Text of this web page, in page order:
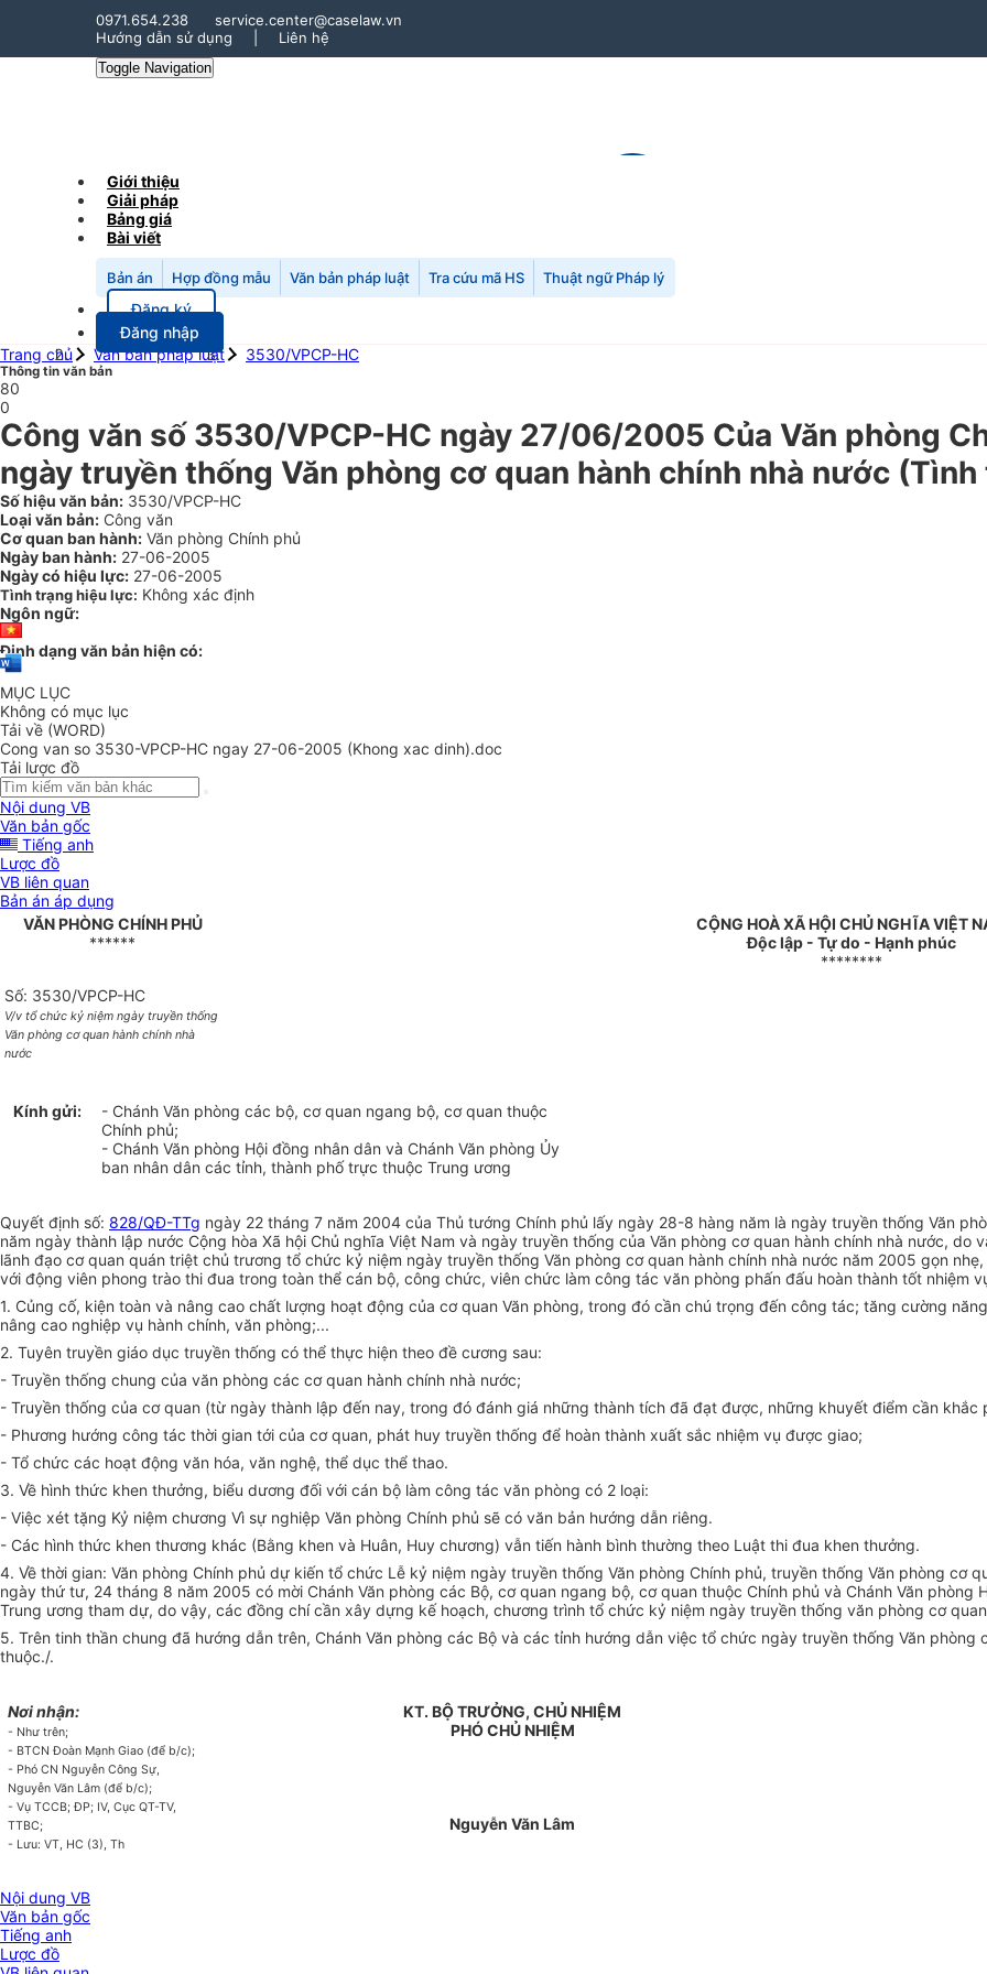
0971.654.238
service.center@caselaw.vn
Hướng dẫn sử dụng
Liên hệ
Toggle Navigation
Giới thiệu
Giải pháp
Bảng giá
Bài viết
Bản án Hợp đồng mẫu Văn bản pháp luật Tra cứu mã HS Thuật ngữ Pháp lý
Đăng ký
Đăng nhập
Trang chủ
Văn bản pháp luật 3530/VPCP-HC
Thông tin văn bản
80
0
Công văn số 3530/VPCP-HC ngày 27/06/2005 Của Văn phòng
ngày truyền thống Văn phòng cơ quan hành chính nhà nước
Số hiệu văn bản: 3530/VPCP-HC
Loại văn bản: Công văn
Cơ quan ban hành: Văn phòng Chính phủ
Ngày ban hành: 27-06-2005
Ngày có hiệu lực: 27-06-2005
Tình trạng hiệu lực: Không xác định
Ngôn ngữ:
Định dạng văn bản hiện có:
MỤC LỤC
Không có mục lục
Tải về (WORD)
Cong van so 3530-VPCP-HC ngay 27-06-2005 (Khong xac dinh).doc
Tải lược đồ
Nội dung VB
Văn bản gốc
Tiếng anh
Lược đồ
VB liên quan
Bản án áp dụng
VĂN PHÒNG CHÍNH PHỦ
******
CỘNG HOÀ XÃ HỘI CHỦ NGHĨA VIỆT
Độc lập - Tự do - Hạnh phúc
********
Số: 3530/VPCP-HC
V/v tổ chức kỷ niệm ngày truyền thống
Văn phòng cơ quan hành chính nhà
nước
Kính gửi:
- Chánh Văn phòng các bộ, cơ quan ngang bộ, cơ quan thuộc
Chính phủ;
- Chánh Văn phòng Hội đồng nhân dân và Chánh Văn phòng Ủy
ban nhân dân các tỉnh, thành phố trực thuộc Trung ương
Quyết định số: 828/QĐ-TTg ngày 22 tháng 7 năm 2004 của Thủ tướng Chính phủ lấy ngày 28-8 hàng năm là ngày truyền thống Văn
năm ngày thành lập nước Cộng hòa Xã hội Chủ nghĩa Việt Nam và ngày truyền thống của Văn phòng cơ quan hành chính nhà nước,
lãnh đạo cơ quan quán triệt chủ trương tổ chức kỷ niệm ngày truyền thống Văn phòng cơ quan hành chính nhà nước năm 2005 gọn
với động viên phong trào thi đua trong toàn thể cán bộ, công chức, viên chức làm công tác văn phòng phấn đấu hoàn thành tốt nhiệm
1. Củng cố, kiện toàn và nâng cao chất lượng hoạt động của cơ quan Văn phòng, trong đó cần chú trọng đến công tác; tăng cường
nâng cao nghiệp vụ hành chính, văn phòng;...
2. Tuyên truyền giáo dục truyền thống có thể thực hiện theo đề cương sau:
- Truyền thống chung của văn phòng các cơ quan hành chính nhà nước;
- Truyền thống của cơ quan (từ ngày thành lập đến nay, trong đó đánh giá những thành tích đã đạt được, những khuyết điểm cần khắc
- Phương hướng công tác thời gian tới của cơ quan, phát huy truyền thống để hoàn thành xuất sắc nhiệm vụ được giao;
- Tổ chức các hoạt động văn hóa, văn nghệ, thể dục thể thao.
3. Về hình thức khen thưởng, biểu dương đối với cán bộ làm công tác văn phòng có 2 loại:
- Việc xét tặng Kỷ niệm chương Vì sự nghiệp Văn phòng Chính phủ sẽ có văn bản hướng dẫn riêng.
- Các hình thức khen thương khác (Bằng khen và Huân, Huy chương) vẫn tiến hành bình thường theo Luật thi đua khen thưởng.
4. Về thời gian: Văn phòng Chính phủ dự kiến tổ chức Lễ kỷ niệm ngày truyền thống Văn phòng Chính phủ, truyền thống Văn phòng cơ
ngày thứ tư, 24 tháng 8 năm 2005 có mời Chánh Văn phòng các Bộ, cơ quan ngang bộ, cơ quan thuộc Chính phủ và Chánh Văn
Trung ương tham dự, do vậy, các đồng chí cần xây dựng kế hoạch, chương trình tổ chức kỷ niệm ngày truyền thống văn phòng cơ
5. Trên tinh thần chung đã hướng dẫn trên, Chánh Văn phòng các Bộ và các tỉnh hướng dẫn việc tổ chức ngày truyền thống Văn
thuộc./.
Nơi nhận:
- Như trên;
- BTCN Đoàn Mạnh Giao (để b/c);
- Phó CN Nguyễn Công Sự,
Nguyễn Văn Lâm (để b/c);
- Vụ TCCB; ĐP; IV, Cục QT-TV,
TTBC;
- Lưu: VT, HC (3), Th
KT. BỘ TRƯỞNG, CHỦ NHIỆM
PHÓ CHỦ NHIỆM
Nguyễn Văn Lâm
Nội dung VB
Văn bản gốc
Tiếng anh
Lược đồ